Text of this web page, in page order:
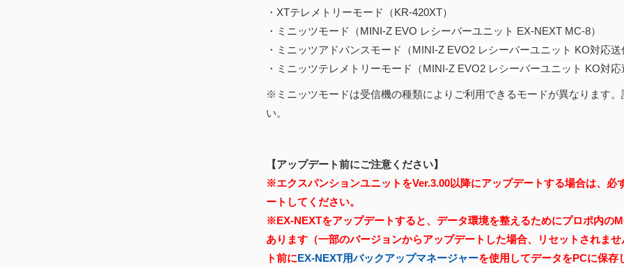
・XTテレメトリーモード（KR-420XT）
・ミニッツモード（MINI-Z EVO レシーバーユニット EX-NEXT MC-8）
・ミニッツアドバンスモード（MINI-Z EVO2 レシーバーユニット KO対応
・ミニッツテレメトリーモード（MINI-Z EVO2 レシーバーユニット KO対
※ミニッツモードは受信機の種類によりご利用できるモードが異なります。
い。
【アップデート前にご注意ください】
※エクスパンションユニットをVer.3.00以降にアップデートする場合は、必
ートしてください。
※EX-NEXTをアップデートすると、データ環境を整えるためにプロポ内の
あります（一部のバージョンからアップデートした場合、リセットされま
ト前にEX-NEXT用バックアップマネージャーを使用してデータをPCに保存